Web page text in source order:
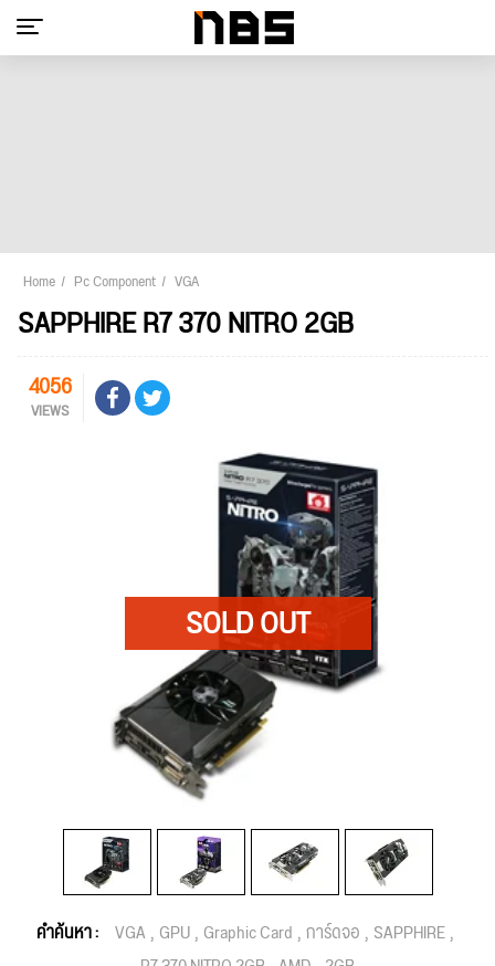
Home Pc Component VGA
SAPPHIRE R7 370 NITRO 2GB
4056
VIEWS
คำค้นหา : VGA GPU Graphic Card การ์ดจอ SAPPHIRE